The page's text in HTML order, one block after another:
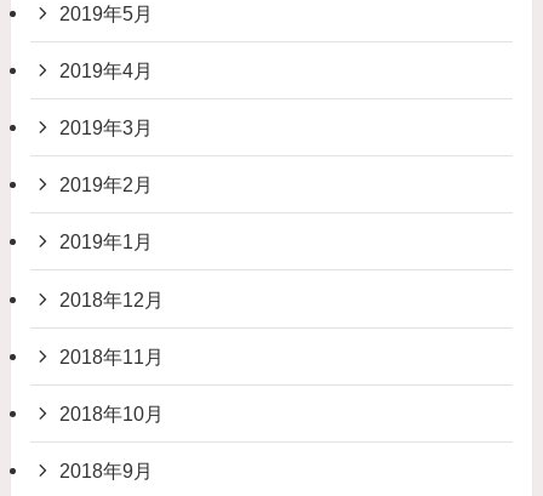
2019年5月
2019年4月
2019年3月
2019年2月
2019年1月
2018年12月
2018年11月
2018年10月
2018年9月